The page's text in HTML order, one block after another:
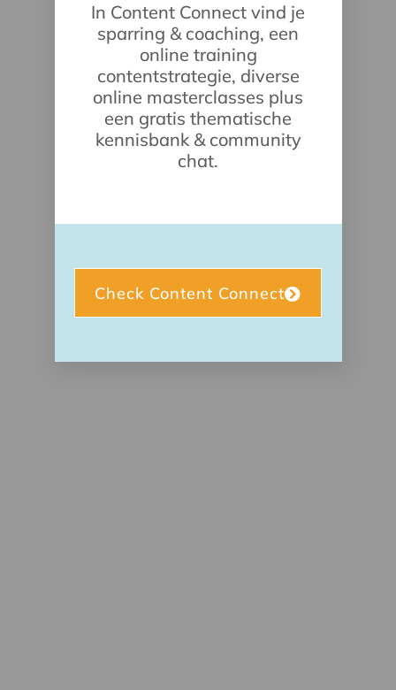
In Content Connect vind je
sparring & coaching, een
online training
contentstrategie, diverse
online masterclasses plus
een gratis thematische
kennisbank & community
chat.
Check Content Connect